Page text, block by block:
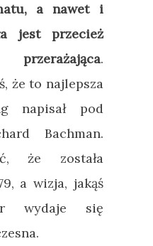
a nawet i
jest przecież
.
że to najlepsza
napisał pod
Bachman.
że została
a wizja, jakąś
wydaje się